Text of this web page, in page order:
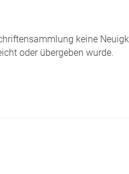
keine
oder übergeben wurde.